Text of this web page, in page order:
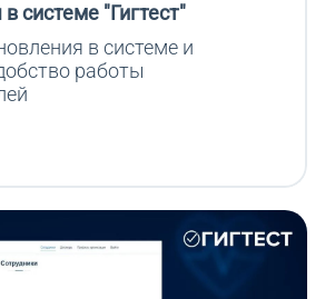
системе "Гигтест"
в системе и
работы